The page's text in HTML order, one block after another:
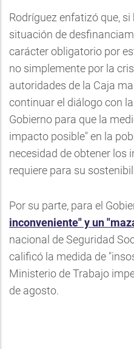
Rodríguez enfatizó que,
situación de
carácter obligatorio por
no simplemente por la
autoridades de la Caja
continuar el diálogo con
Gobierno para que la
impacto posible" en la
necesidad de obtener los
requiere para su
Por su parte, para el
inconveniente" y un
nacional de Seguridad
calificó la medida de
Ministerio de Trabajo
de agosto.